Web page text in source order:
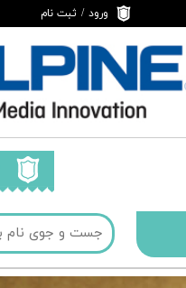
ورود / ثبت نام
تغییر گذر واژه
سفارشات
خروج از حساب